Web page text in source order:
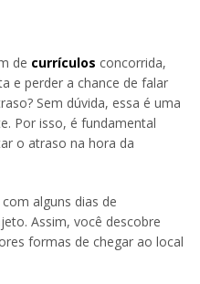
de currículos concorrida,
e perder a chance de falar
Sem dúvida, essa é uma
Por isso, é fundamental
o atraso na hora da
alguns dias de
Assim, você descobre
formas de chegar ao local